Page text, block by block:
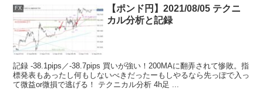
FX
【ポンド円】2021/08/05 テクニ
カル分析と記録
記録 -38.1pips／-38.7pips 買いが強い！200MAに翻弄されて惨敗。指
標発表もあったし何もしないべきだったーもしやるなら先っぽで入っ
て微益or微損で逃げる！ テクニカル分析 4h足 ...